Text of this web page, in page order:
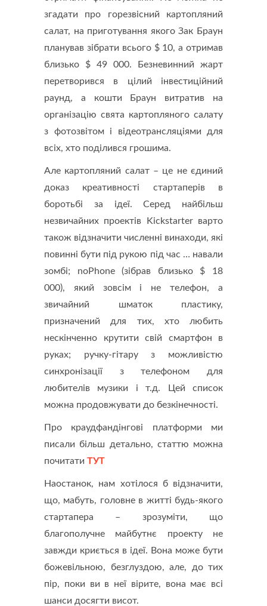
згадати про горезвісний картопляний
салат, на приготування якого Зак Браун
планував зібрати всього $ 10, а отримав
близько $ 49 000. Безневинний жарт
перетворився в цілий інвестиційний
раунд, а кошти Браун витратив на
організацію свята картопляного салату
з фотозвітом і відеотрансляціями для
всіх, хто поділився грошима.
Але картопляний салат – це не єдиний
доказ креативності стартаперів в
боротьбі за ідеї. Серед найбільш
незвичайних проектів Kickstarter варто
також відзначити численні винаходи, які
повинні бути під рукою під час … навали
зомбі; noPhone (зібрав близько $ 18
000), який зовсім і не телефон, а
звичайний шматок пластику,
призначений для тих, хто любить
нескінченно крутити свій смартфон в
руках; ручку-гітару з можливістю
синхронізації з телефоном для
любителів музики і т.д. Цей список
можна продовжувати до безкінечності.
Про краудфандінгові платформи ми
писали більш детально, статтю можна
почитати ТУТ
Наостанок, нам хотілося б відзначити,
що, мабуть, головне в житті будь-якого
стартапера – зрозуміти, що
благополучне майбутнє проекту не
завжди криється в ідеї. Вона може бути
божевільною, безглуздою, але, до тих
пір, поки ви в неї вірите, вона має всі
шанси досягти висот.